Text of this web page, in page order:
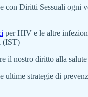
con Diritti Sessuali ogni
per HIV e le altre
(IST)
il nostro diritto alla salute
ultime strategie di